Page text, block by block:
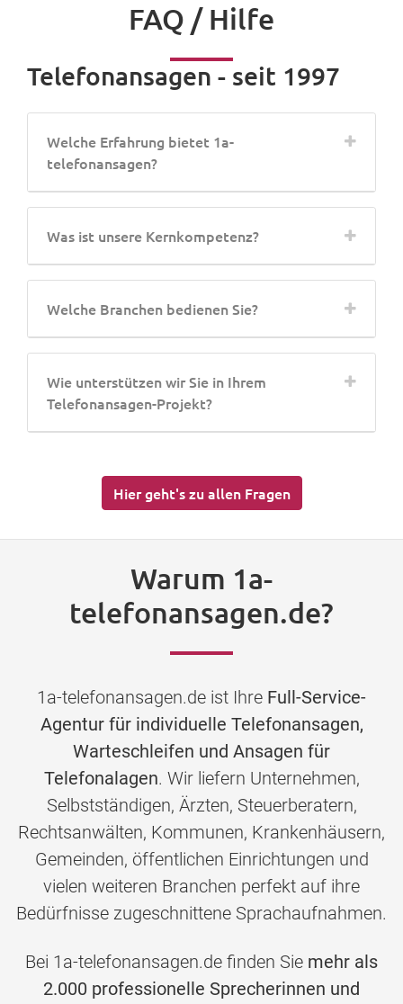
FAQ / Hilfe
Telefonansagen - seit 1997
Welche Erfahrung bietet 1a-
telefonansagen?
Was ist unsere Kernkompetenz?
Welche Branchen bedienen Sie?
Wie unterstützen wir Sie in Ihrem
Telefonansagen-Projekt?
Hier geht's zu allen Fragen
Warum 1a-
telefonansagen.de?
1a-telefonansagen.de ist Ihre Full-Service-
Agentur für individuelle Telefonansagen,
Warteschleifen und Ansagen für
Telefonalagen. Wir liefern Unternehmen,
Selbstständigen, Ärzten, Steuerberatern,
Rechtsanwälten, Kommunen, Krankenhäusern,
Gemeinden, öffentlichen Einrichtungen und
vielen weiteren Branchen perfekt auf ihre
Bedürfnisse zugeschnittene Sprachaufnahmen.
Bei 1a-telefonansagen.de finden Sie mehr als
2.000 professionelle Sprecherinnen und